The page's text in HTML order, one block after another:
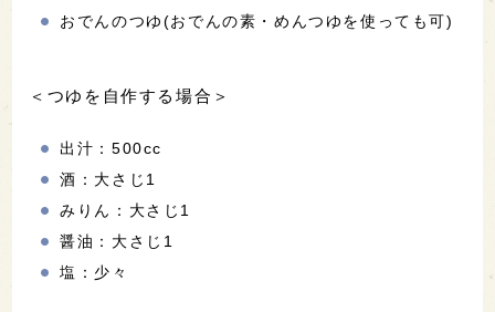
おでんのつゆ(おでんの素・めんつゆを使っても可)
＜つゆを自作する場合＞
出汁：500cc
酒：大さじ1
みりん：大さじ1
醤油：大さじ1
塩：少々